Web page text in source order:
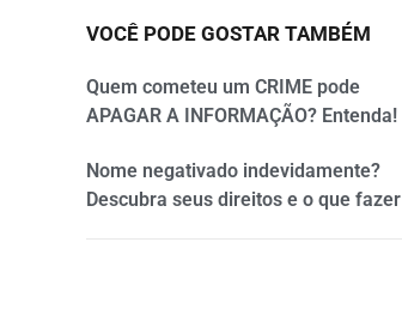
VOCÊ PODE GOSTAR TAMBÉM
Quem cometeu um CRIME pode
APAGAR A INFORMAÇÃO? Entenda!
Nome negativado indevidamente?
Descubra seus direitos e o que fazer